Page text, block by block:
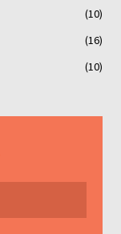
(10)
(16)
(10)